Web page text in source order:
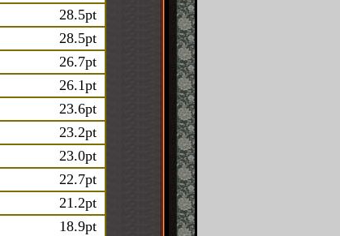
28.5pt
28.5pt
26.7pt
26.1pt
23.6pt
23.2pt
23.0pt
22.7pt
21.2pt
18.9pt